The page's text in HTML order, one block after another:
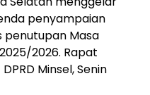
penyampaian
penutupan Masa
2026. Rapat
Minsel, Senin